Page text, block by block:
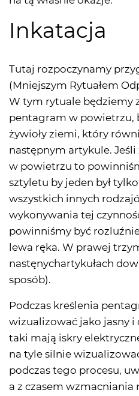
Inkatacja
Tutaj rozpoczynamy
(Mniejszym Rytuałem
W tym rytuale będziemy
pentagram w powietrzu,
żywioły ziemi, który
następnym artykule.
w powietrzu to
sztyletu by jeden był
wszystkich innych
wykonywania tej
powinniśmy być
lewa ręka. W prawej
nastęnychartykułach
sposób).
Podczas kreślenia
wizualizować jako jasny i
taki mają iskry
na tyle silnie
podczas tego procesu,
a z czasem wzmacniania